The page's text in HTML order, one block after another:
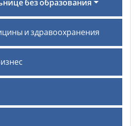
без образования
и здравоохранения